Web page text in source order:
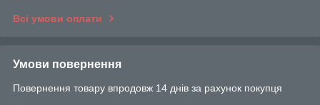
Всі умови оплати
Умови повернення
Повернення товару впродовж 14 днів за рахунок покупця